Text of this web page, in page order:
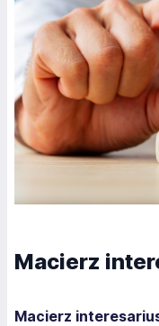
Macierz
Macierz